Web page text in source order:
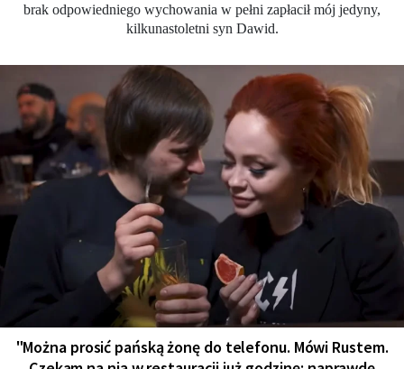
brak odpowiedniego wychowania w pełni zapłacił mój jedyny,
kilkunastoletni syn Dawid.
"Można prosić pańską żonę do telefonu. Mówi Rustem.